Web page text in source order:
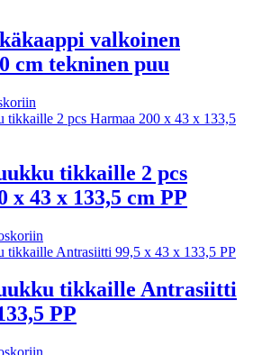
valkoinen
cm tekninen puu
tikkaille 2 pcs
x 43 x 133,5 cm PP
tikkaille Antrasiitti
PP